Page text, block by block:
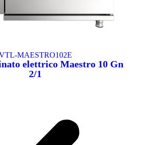
MAESTRO102E
elettrico Maestro 10 Gn
2/1